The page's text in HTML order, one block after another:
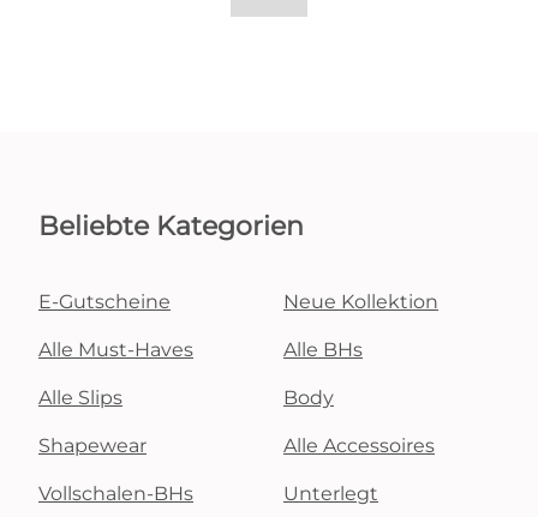
Beliebte Kategorien
E-Gutscheine Neue Kollektion
Alle Must-Haves Alle BHs
Alle Slips Body
Shapewear Alle Accessoires
Vollschalen-BHs Unterlegt